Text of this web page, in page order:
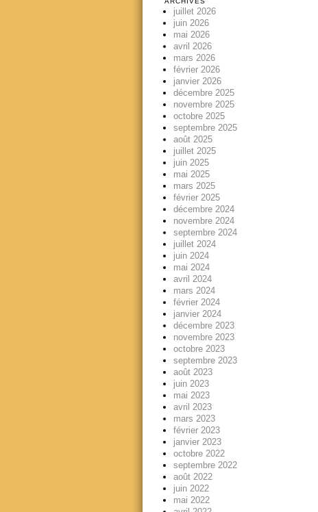
juillet 2026
juin 2026
mai 2026
avril 2026
mars 2026
février 2026
janvier 2026
décembre 2025
novembre 2025
octobre 2025
septembre 2025
août 2025
juillet 2025
juin 2025
mai 2025
mars 2025
février 2025
décembre 2024
novembre 2024
septembre 2024
juillet 2024
juin 2024
mai 2024
avril 2024
mars 2024
février 2024
janvier 2024
décembre 2023
novembre 2023
octobre 2023
septembre 2023
août 2023
juin 2023
mai 2023
avril 2023
mars 2023
février 2023
janvier 2023
octobre 2022
septembre 2022
août 2022
juin 2022
mai 2022